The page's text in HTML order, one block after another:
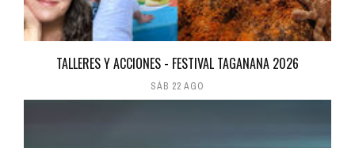
TALLERES Y ACCIONES - FESTIVAL TAGANANA 2026
SÁB 22 AGO